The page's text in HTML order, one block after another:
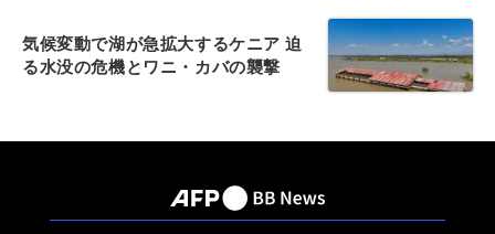
気候変動で湖が急拡大するケニア 迫
る水没の危機とワニ・カバの襲撃